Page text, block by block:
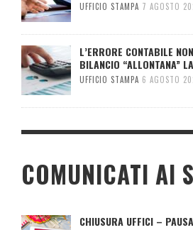
UFFICIO STAMPA 7 AGOSTO
L’ERRORE CONTABILE
BILANCIO “ALLONTANA”
UFFICIO STAMPA 6 AGOSTO
COMUNICATI AI
CHIUSURA UFFICI –